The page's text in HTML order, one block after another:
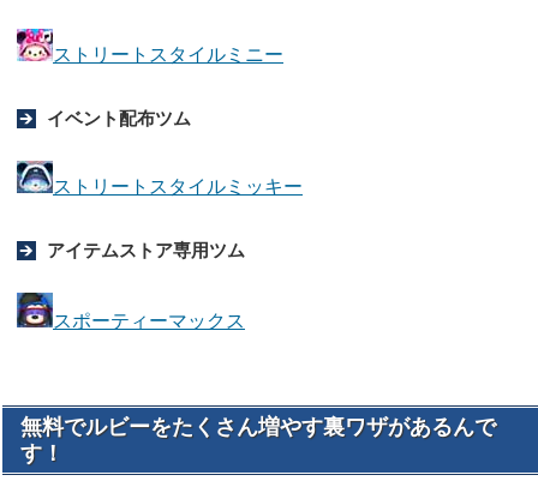
ストリートスタイルミニー
イベント配布ツム
ストリートスタイルミッキー
アイテムストア専用ツム
スポーティーマックス
無料でルビーをたくさん増やす裏ワザがあるんで
す！